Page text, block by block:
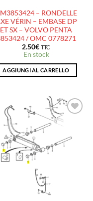
– RONDELLE
VÉRIN – EMBASE DP
ET SX – VOLVO PENTA
/ OMC 0778271
2.50€ TTC
En stock
AGGIUNGI AL CARRELLO
AJOUTER
LISTE
D’ENVIES